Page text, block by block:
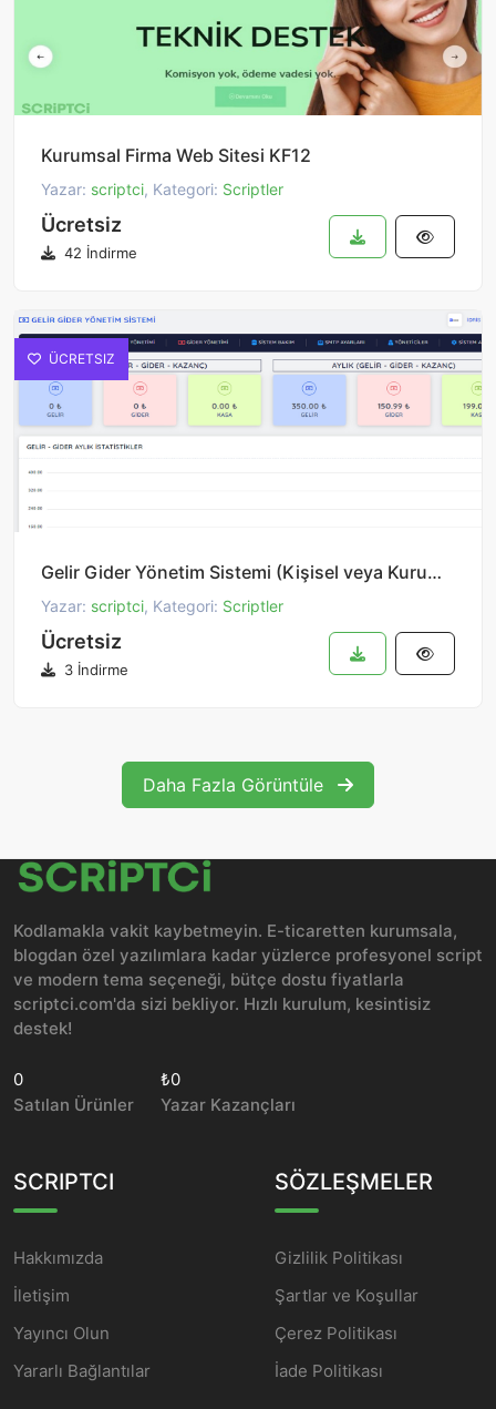
Kurumsal Firma Web Sitesi KF12
Yazar: scriptci, Kategori: Scriptler
Ücretsiz
42 İndirme
ÜCRETSIZ
Gelir Gider Yönetim Sistemi (Kişisel veya Kurumsal) Profesyonel
Yazar: scriptci, Kategori: Scriptler
Ücretsiz
3 İndirme
Daha Fazla Görüntüle
Kodlamakla vakit kaybetmeyin. E-ticaretten kurumsala,
blogdan özel yazılımlara kadar yüzlerce profesyonel script
ve modern tema seçeneği, bütçe dostu fiyatlarla
scriptci.com'da sizi bekliyor. Hızlı kurulum, kesintisiz
destek!
0
Satılan Ürünler
₺0
Yazar Kazançları
SCRIPTCI
Hakkımızda
İletişim
Yayıncı Olun
Yararlı Bağlantılar
SÖZLEŞMELER
Gizlilik Politikası
Şartlar ve Koşullar
Çerez Politikası
İade Politikası